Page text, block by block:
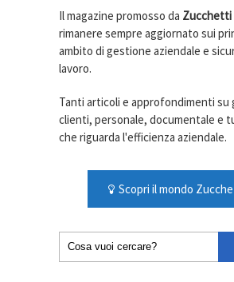
Il magazine promosso da Zucchetti
rimanere sempre aggiornato sui
ambito di gestione aziendale e
lavoro.
Tanti articoli e approfondimenti su
clienti, personale, documentale e
che riguarda l'efficienza aziendale.
Scopri il mondo